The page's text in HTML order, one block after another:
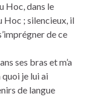
Hoc, dans le
Hoc ; silencieux, il
de ce
ses bras et m’a
quoi je lui ai
de langue